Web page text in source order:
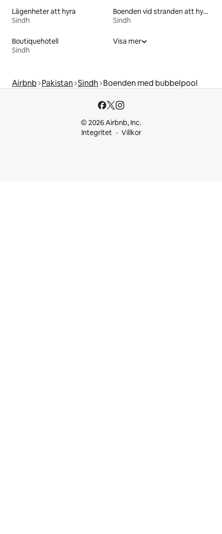
Lägenheter att hyra
Sindh
Boenden vid stranden att hyra
Sindh
Boutiquehotell
Sindh
Visa mer
Airbnb Pakistan Sindh Boenden med bubbelpool
© 2026 Airbnb, Inc.
Integritet
Villkor